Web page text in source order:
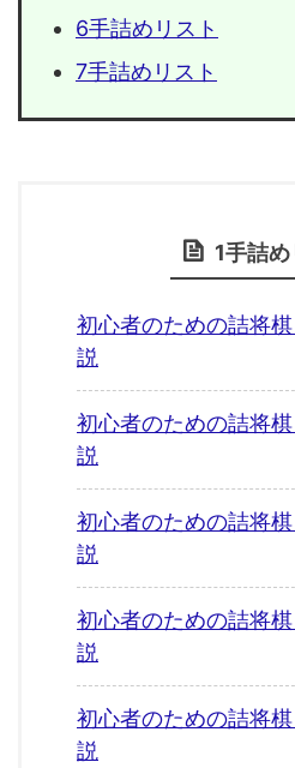
6手詰めリスト
7手詰めリスト
1手詰め
初心者のための詰将
説
初心者のための詰
説
初心者のための詰
説
初心者のための詰
説
初心者のための詰
説